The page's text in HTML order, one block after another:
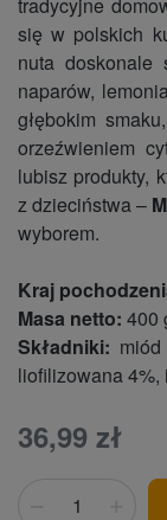
się w polskich
nuta doskonale
naparów,
głębokim
orzeźwieniem
lubisz produkty,
z dzieciństwa –
wyborem.
Kraj
Masa netto: 400
Składniki:
liofilizowana 4%,
36,99 zł